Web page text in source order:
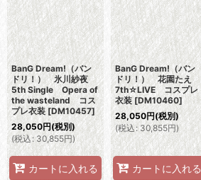
BanG Dream!（バン
ドリ！） 氷川紗夜
5th Single Opera of
the wasteland コス
プレ衣装 [DM10457]
28,050円(税別)
(税込: 30,855円)
カートに入れる
BanG Dream!（バン
ドリ！） 花園たえ
7th☆LIVE コスプレ
衣装 [DM10460]
28,050円(税別)
(税込 : 30,855円)
カートに入れる